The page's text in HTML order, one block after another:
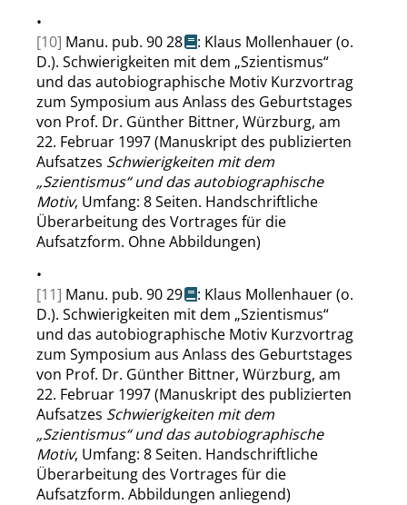
•
[10] Manu. pub. 90 28
: Klaus Mollenhauer (o.
D.). Schwierigkeiten mit dem „Szientismus“
und das autobiographische Motiv Kurzvortrag
zum Symposium aus Anlass des Geburtstages
von Prof. Dr. Günther Bittner, Würzburg, am
22. Februar 1997 (Manuskript des publizierten
Aufsatzes Schwierigkeiten mit dem
„Szientismus“und das autobiographische
Motiv, Umfang: 8 Seiten. Handschriftliche
Überarbeitung des Vortrages für die
Aufsatzform. Ohne Abbildungen)
•
[11] Manu. pub. 90 29
: Klaus Mollenhauer (o.
D.). Schwierigkeiten mit dem „Szientismus“
und das autobiographische Motiv Kurzvortrag
zum Symposium aus Anlass des Geburtstages
von Prof. Dr. Günther Bittner, Würzburg, am
22. Februar 1997 (Manuskript des publizierten
Aufsatzes Schwierigkeiten mit dem
„Szientismus“und das autobiographische
Motiv, Umfang: 8 Seiten. Handschriftliche
Überarbeitung des Vortrages für die
Aufsatzform. Abbildungen anliegend)